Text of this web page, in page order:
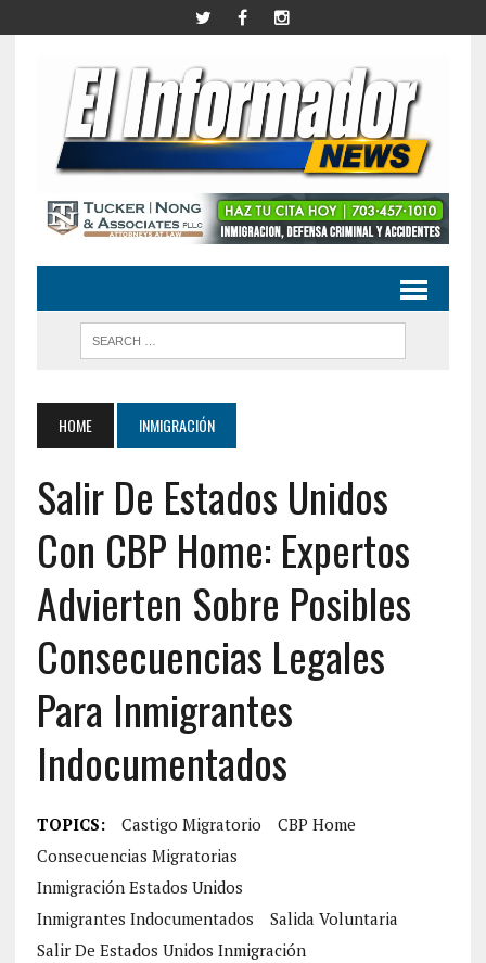
HOME INMIGRACIÓN
Salir De Estados Unidos
Con CBP Home: Expertos
Advierten Sobre Posibles
Consecuencias Legales
Para Inmigrantes
Indocumentados
TOPICS: Castigo Migratorio
CBP Home
Consecuencias Migratorias
Inmigración Estados Unidos
Inmigrantes Indocumentados
Salida Voluntaria
Salir De Estados Unidos Inmigración